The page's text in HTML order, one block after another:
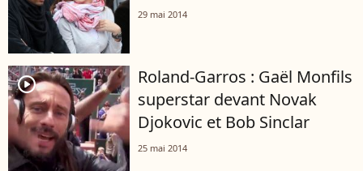
29 mai 2014
player2
Roland-Garros : Gaël Monfils
superstar devant Novak
Djokovic et Bob Sinclar
25 mai 2014